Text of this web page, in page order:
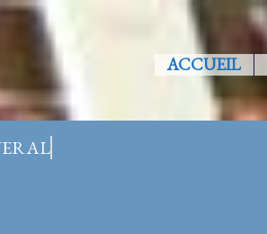
ACCUEIL